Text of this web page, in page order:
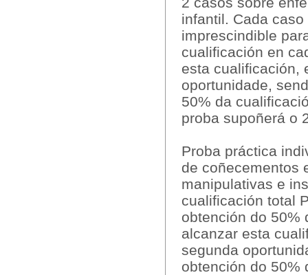
infantil. Cada
imprescindible
cualificación en
esta cualificación,
oportunidade,
50% da
proba supoñerá o
Proba práctica
de coñecementos
manipulativas e
cualificación total
obtención do 50%
alcanzar esta
segunda
obtención do 50%